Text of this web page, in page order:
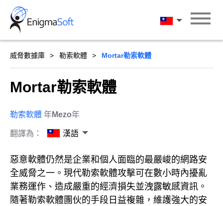
Skip
content
漢語
威脅數據庫 勒索軟體 Mortar勒索軟體
Mortar勒索軟體
勒索軟體 年Mezo年
翻譯為： 漢語
惡意軟體仍然是企業和個人面臨的最嚴峻的網路安
全威脅之一。現代勒索軟體攻擊可在數小時內擾亂
業務運作、造成嚴重的經濟損失並洩露敏感資訊。
隨著勒索軟體團伙的手段日益複雜，維護強大的安